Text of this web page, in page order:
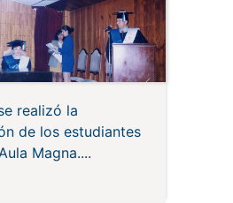
realizó la
de los estudiantes
Magna.